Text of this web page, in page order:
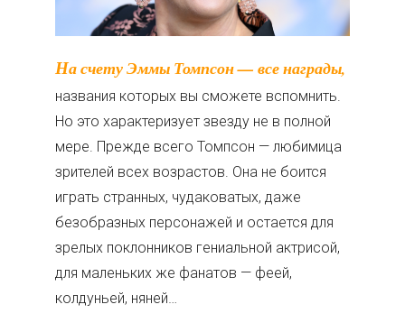
На счету Эммы Томпсон — все награды,
названия которых вы сможете вспомнить.
Но это характеризует звезду не в полной
мере. Прежде всего Томпсон — любимица
зрителей всех возрастов. Она не боится
играть странных, чудаковатых, даже
безобразных персонажей и остается для
зрелых поклонников гениальной актрисой,
для маленьких же фанатов — феей,
колдуньей, няней…